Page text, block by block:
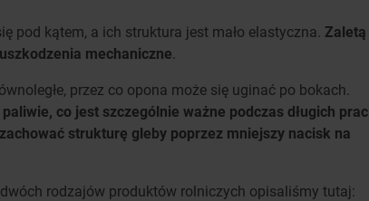
pod kątem, a ich struktura jest mało elastyczna. Zaletą
mechaniczne
przez co opona może się uginać po bokach.
co jest szczególnie ważne podczas długich prac
strukturę gleby poprzez mniejszy nacisk na
rodzajów produktów rolniczych opisaliśmy tutaj: